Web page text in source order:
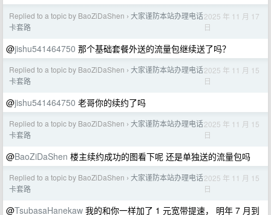
Replied to a topic by BaoZiDaShen › 大家谨防本站办理电话
卡套路
2025 年 11 月 17
日
@jishu541464750 那个基础套餐外送的流量包继续送了吗？
Replied to a topic by BaoZiDaShen › 大家谨防本站办理电话
卡套路
2025 年 11 月 15
日
@jishu541464750 老哥你的续约了吗
Replied to a topic by BaoZiDaShen › 大家谨防本站办理电话
卡套路
2025 年 11 月 15
日
@BaoZiDaShen 楼主续约成功的图看下呢 还是单独送的流量包吗
Replied to a topic by BaoZiDaShen › 大家谨防本站办理电话
卡套路
2025 年 11 月 15
日
@TsubasaHanekaw 我的和你一样加了 1 元宽带提速， 明年 7 月到